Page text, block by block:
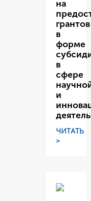
на
грантов
в
форме
в
сфере
и
ЧИТАТЬ
>